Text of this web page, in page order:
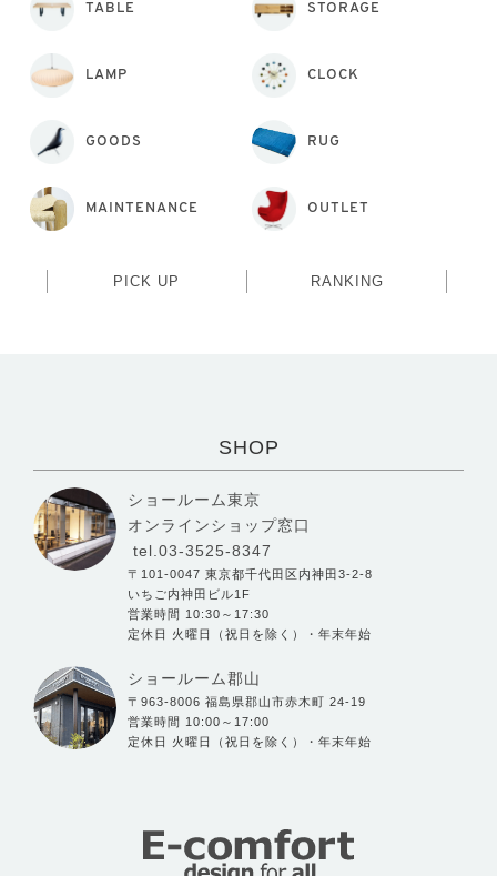
TABLE STORAGE
LAMP CLOCK
GOODS RUG
MAINTENANCE OUTLET
PICK UP RANKING
SHOP
ショールーム東京
オンラインショップ窓口
tel.03-3525-8347
〒101-0047 東京都千代田区内神田3-2-8
いちご内神田ビル1F
営業時間 10:30～17:30
定休日 火曜日（祝日を除く）・年末年始
ショールーム郡山
〒963-8006 福島県郡山市赤木町 24-19
営業時間 10:00～17:00
定休日 火曜日（祝日を除く）・年末年始